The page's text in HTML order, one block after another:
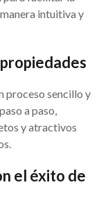
intuitiva y
proceso sencillo y
a paso,
y atractivos
el éxito de